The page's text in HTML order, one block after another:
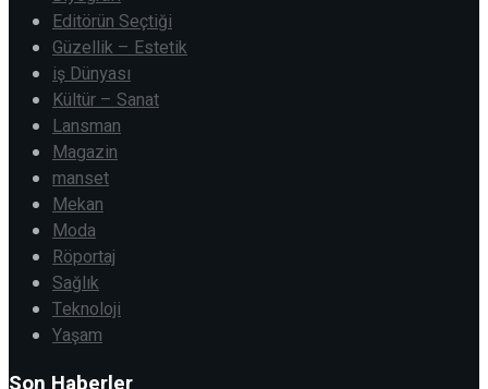
Editörün Seçtiği
Güzellik – Estetik
iş Dünyası
Kültür – Sanat
Lansman
Magazin
manset
Mekan
Moda
Röportaj
Sağlık
Teknoloji
Yaşam